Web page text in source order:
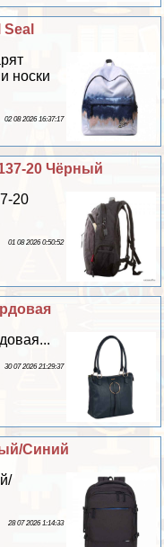
носки
02 08 2026 16:37:17
20 Чёрный
20
01 08 2026 0:50:52
30 07 2026 21:29:37
Синий
28 07 2026 1:14:33